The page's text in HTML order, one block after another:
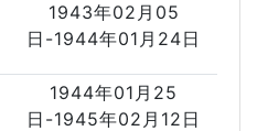
1943年02月05
日-1944年01月24日
1944年01月25
日-1945年02月12日